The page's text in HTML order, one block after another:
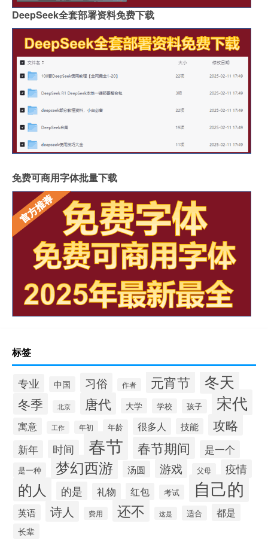
DeepSeek全套部署资料免费下载
免费可商用字体批量下载
标签
专业 中国 习俗 作者 元宵节 冬天
冬季 北京 唐代 大学 学校 孩子 宋代
寓意 工作 年初 年龄 很多人 技能 攻略
新年 时间 春节 春节期间 是一个
是一种 梦幻西游 汤圆 游戏 父母 疫情
的人 的是 礼物 红包 考试 自己的
英语 诗人 费用 还不 这是 适合 都是
长辈